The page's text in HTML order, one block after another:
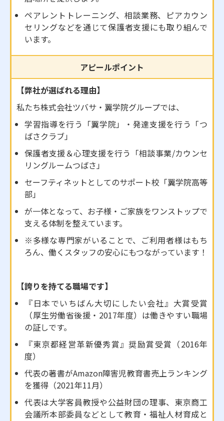
ペアレントトレーニング、相談業務、ピアカウン
セリングなどを通じて保護者支援にも取り組んで
います。
アピールポイント
【弊社が選ばれる理由】
私たち株式会社ツバサ・翼学院グループでは、
学習指導を行う「翼学院」・発達支援を行う「つ
ばさクラブ」
保護者支援＆心理支援を行う「相談事業/カウンセ
リングルームつばさ」
セーフティネットとしてのサポート校「翼学院高等
部」
が一体となって、お子様・ご家族をワンストップで
支える体制を整えています。
※多様な専門家がいることで、ご利用者様はもち
ろん、働くスタッフの安心にもつながっています！
【誇りを持てる職場です】
『日本でいちばん大切にしたい会社』大賞受賞
（厚生労働省後援・2017年度）は働きやすい職場
の証しです。
『東京都経営革新優秀賞』奨励賞受賞（2016年
度）
代表の著書がAmazon障害児教育書売上ランキング
を獲得（2021年11月）
代表は大学客員教授や公益財団の理事、東京商工
会議所本部委員などとして教育・福祉人材育成と